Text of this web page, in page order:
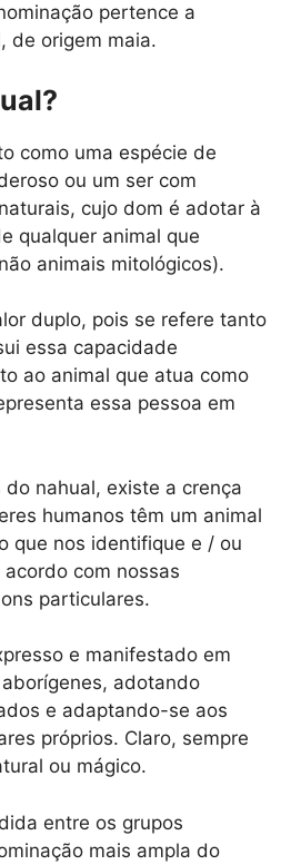
pertence a
de origem maia.
como uma espécie de
ou um ser com
cujo dom é adotar à
qualquer animal que
animais mitológicos).
duplo, pois se refere tanto
essa capacidade
ao animal que atua como
essa pessoa em
nahual, existe a crença
humanos têm um animal
que nos identifique e / ou
com nossas
particulares.
e manifestado em
adotando
e adaptando-se aos
próprios. Claro, sempre
ou mágico.
entre os grupos
mais ampla do